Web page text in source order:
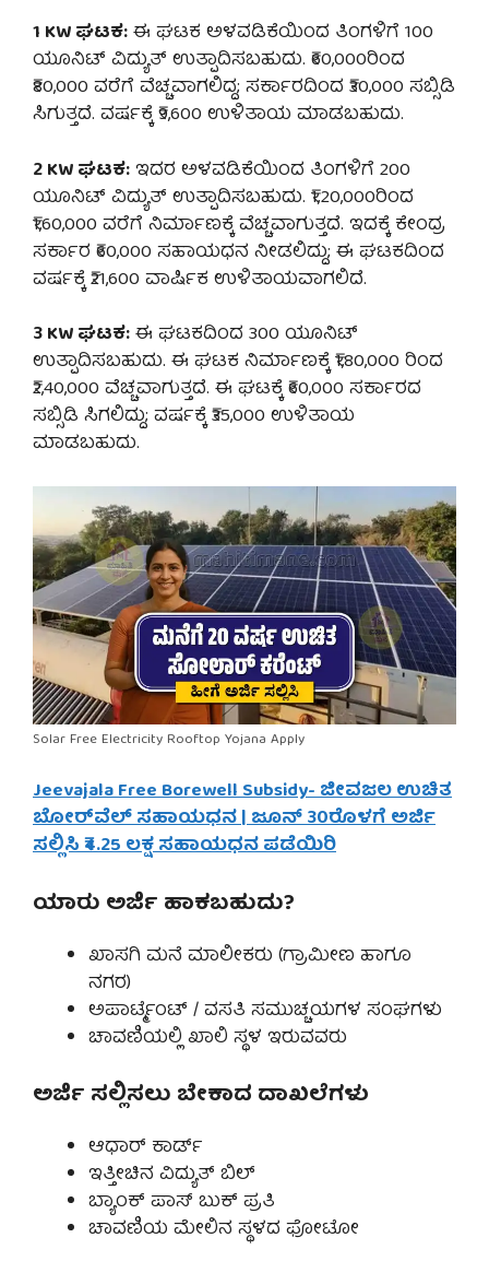
1 KW ಘಟಕ:ಈ ಘಟಕ ಅಳವಡಿಕೆಯಿಂದ ತಿಂಗಳಿಗೆ 100
ಯೂನಿಟ್ ವಿದ್ಯುತ್ ಉತ್ಪಾದಿಸಬಹುದು. ₹60,000ರಿಂದ
₹80,000 ವರೆಗೆ ವೆಚ್ಚವಾಗಲಿದ್ದ; ಸರ್ಕಾರದಿಂದ ₹30,000 ಸಬ್ಸಿಡಿ
ಸಿಗುತ್ತದೆ. ವರ್ಷಕ್ಕೆ ₹9,600 ಉಳಿತಾಯ ಮಾಡಬಹುದು.
2 KW ಘಟಕ:ಇದರ ಅಳವಡಿಕೆಯಿಂದ ತಿಂಗಳಿಗೆ 200
ಯೂನಿಟ್ ವಿದ್ಯುತ್ ಉತ್ಪಾದಿಸಬಹುದು. ₹1,20,000ರಿಂದ
₹1,60,000 ವರೆಗೆ ನಿರ್ಮಾಣಕ್ಕೆ ವೆಚ್ಚವಾಗುತ್ತದೆ. ಇದಕ್ಕೆ ಕೇಂದ್ರ
ಸರ್ಕಾರ ₹60,000 ಸಹಾಯಧನ ನೀಡಲಿದ್ದು; ಈ ಘಟಕದಿಂದ
ವರ್ಷಕ್ಕೆ ₹21,600 ವಾರ್ಷಿಕ ಉಳಿತಾಯವಾಗಲಿದೆ.
3 KW ಘಟಕ:ಈ ಘಟಕದಿಂದ 300 ಯೂನಿಟ್
ಉತ್ಪಾದಿಸಬಹುದು. ಈ ಘಟಕ ನಿರ್ಮಾಣಕ್ಕೆ ₹1,80,000 ರಿಂದ
₹2,40,000 ವೆಚ್ಚವಾಗುತ್ತದೆ. ಈ ಘಟಕ್ಕೆ ₹60,000 ಸರ್ಕಾರದ
ಸಬ್ಸಿಡಿ ಸಿಗಲಿದ್ದು; ವರ್ಷಕ್ಕೆ ₹35,000 ಉಳಿತಾಯ
ಮಾಡಬಹುದು.
Solar Free Electricity Rooftop Yojana Apply
Jeevajala Free Borewell Subsidy- ಜೀವಜಲ ಉಚಿತ
ಬೋರ್‌ವೆಲ್ ಸಹಾಯಧನ | ಜೂನ್ 30ರೊಳಗೆ ಅರ್ಜಿ
ಸಲ್ಲಿಸಿ ₹4.25 ಲಕ್ಷ ಸಹಾಯಧನ ಪಡೆಯಿರಿ
ಯಾರು ಅರ್ಜಿ ಹಾಕಬಹುದು?
ಖಾಸಗಿ ಮನೆ ಮಾಲೀಕರು (ಗ್ರಾಮೀಣ ಹಾಗೂ
ನಗರ)
ಅಪಾರ್ಟ್ಮೆಂಟ್ / ವಸತಿ ಸಮುಚ್ಚಯಗಳ ಸಂಘಗಳು
ಚಾವಣಿಯಲ್ಲಿ ಖಾಲಿ ಸ್ಥಳ ಇರುವವರು
ಅರ್ಜಿ ಸಲ್ಲಿಸಲು ಬೇಕಾದ ದಾಖಲೆಗಳು
ಆಧಾರ್ ಕಾರ್ಡ್
ಇತ್ತೀಚಿನ ವಿದ್ಯುತ್ ಬಿಲ್
ಬ್ಯಾಂಕ್ ಪಾಸ್ ಬುಕ್ ಪ್ರತಿ
ಚಾವಣಿಯ ಮೇಲಿನ ಸ್ಥಳದ ಫೋಟೋ